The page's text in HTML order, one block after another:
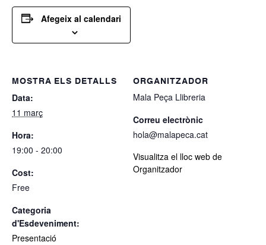
Afegeix al calendari
MOSTRA ELS DETALLS
Data:
11 març
Hora:
19:00 - 20:00
Cost:
Free
Categoria
d'Esdeveniment:
Presentació
ORGANITZADOR
Mala Peça Llibreria
Correu electrònic
hola@malapeca.cat
Visualitza el lloc web de
Organitzador